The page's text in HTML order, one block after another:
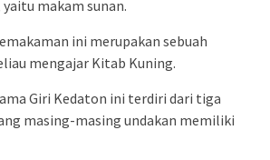
makam sunan.
ini merupakan sebuah
mengajar Kitab Kuning.
Giri Kedaton ini terdiri dari tiga
masing-masing undakan memiliki